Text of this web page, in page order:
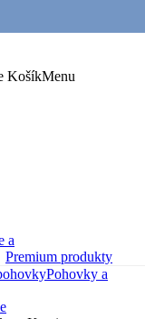
KošíkMenu
a
Premium produkty
Pohovky a